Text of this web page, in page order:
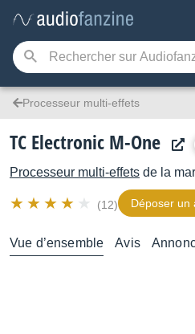
Processeur multi-effets
TC Electronic M-One
Processeur multi-effets de la
(12) Déposer un
Vue d’ensemble Avis